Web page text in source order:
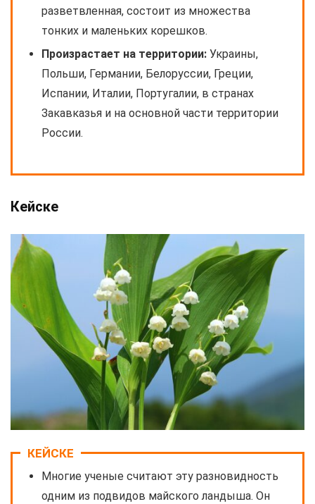
разветвленная, состоит из множества
тонких и маленьких корешков.
Произрастает на территории: Украины,
Польши, Германии, Белоруссии, Греции,
Испании, Италии, Португалии, в странах
Закавказья и на основной части территории
России.
Кейске
КЕЙСКЕ
Многие ученые считают эту разновидность
одним из подвидов майского ландыша. Он